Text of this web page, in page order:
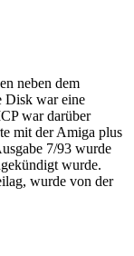
neben dem
Disk war eine
war darüber
mit der Amiga plus
7/93 wurde
wurde.
wurde von der